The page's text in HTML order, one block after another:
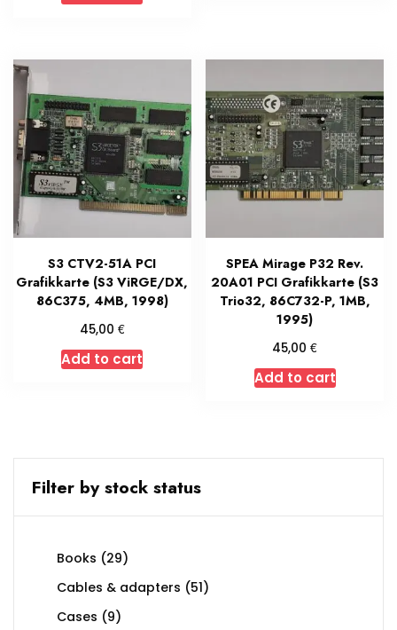
S3 CTV2-51A PCI
Grafikkarte (S3 ViRGE/DX,
86C375, 4MB, 1998)
45,00 €
Add to cart
SPEA Mirage P32 Rev.
20A01 PCI Grafikkarte (S3
Trio32, 86C732-P, 1MB,
1995)
45,00€
Add to cart
Filter by stock status
Books 2929
Cables & adapters 5151
Cases 99